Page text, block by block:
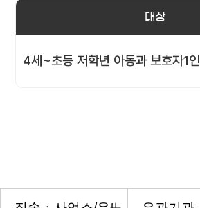
대상
4세~초등 저학년 아동과 보호자1인